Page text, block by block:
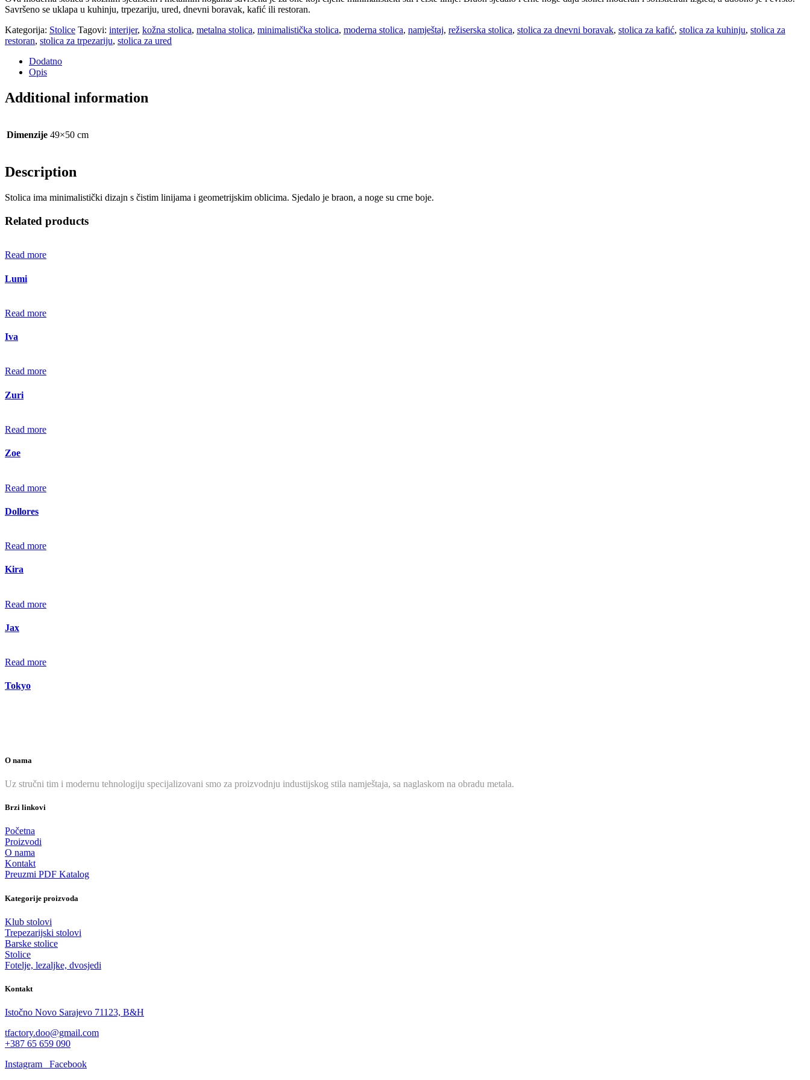
Savršeno se uklapa u kuhinju, trpezariju, ured, dnevni boravak, kafić ili restoran.
Kategorija: Stolice Tagovi: interijer, kožna stolica, metalna stolica, minimalistička stolica, moderna stolica, namještaj, režiserska stolica, stolica za dnevni boravak, stolica za kafić, stolica za kuhinju, stolica za
restoran, stolica za trpezariju, stolica za ured
Dodatno
Opis
Additional information
Dimenzije 49×50 cm
Description
Stolica ima minimalistički dizajn s čistim linijama i geometrijskim oblicima. Sjedalo je braon, a noge su crne boje.
Related products
Read more
Lumi
Read more
Iva
Read more
Zuri
Read more
Zoe
Read more
Dollores
Read more
Kira
Read more
Jax
Read more
Tokyo
O nama
Uz stručni tim i modernu tehnologiju specijalizovani smo za proizvodnju industijskog stila namještaja, sa naglaskom na obradu metala.
Brzi linkovi
Početna
Proizvodi
O nama
Kontakt
Preuzmi PDF Katalog
Kategorije proizvoda
Klub stolovi
Trepezarijski stolovi
Barske stolice
Stolice
Fotelje, lezaljke, dvosjedi
Kontakt
Istočno Novo Sarajevo 71123, B&H
tfactory.doo@gmail.com
+387 65 659 090
Instagram Facebook